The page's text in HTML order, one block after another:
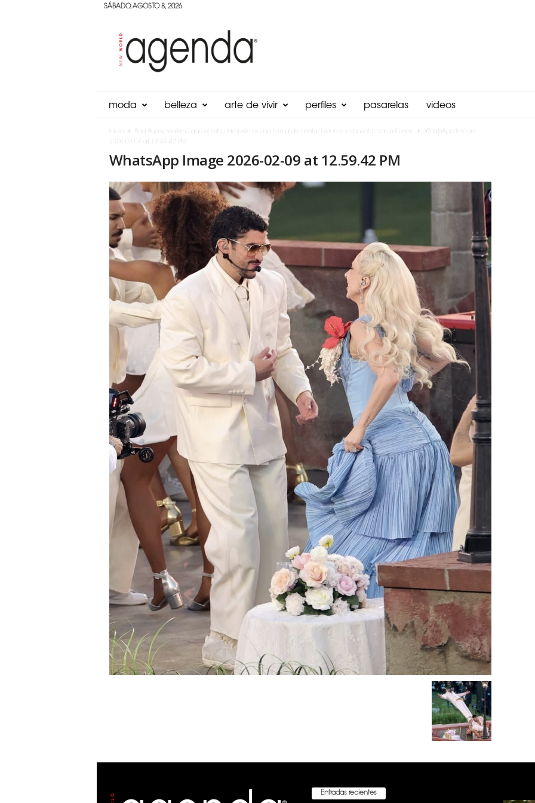
SÁBADO, AGOSTO 8, 2026
Panama
moda belleza arte de vivir perfiles pasarelas videos
Bad Bunny reafirmó que el estilo también es una forma de contar historias y conectar con millones.
WhatsApp Image
2026-02-09 at 12.59.42 PM
WhatsApp Image 2026-02-09 at 12.59.42 PM
Entradas recientes